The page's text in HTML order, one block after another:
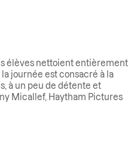
élèves nettoient entièrement
la journée est consacré à la
à un peu de détente et
Micallef, Haytham Pictures